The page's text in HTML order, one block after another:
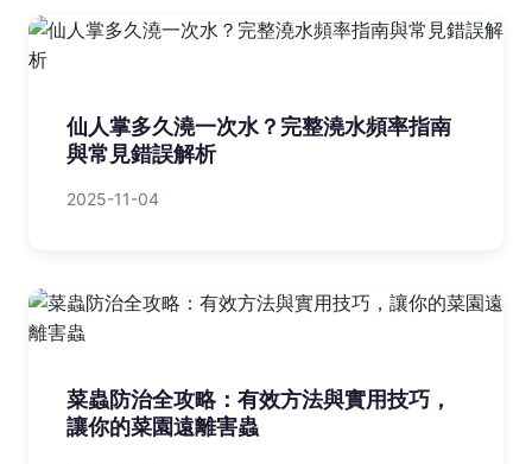
仙人掌多久澆一次水？完整澆水頻率指南
與常見錯誤解析
2025-11-04
菜蟲防治全攻略：有效方法與實用技巧，
讓你的菜園遠離害蟲